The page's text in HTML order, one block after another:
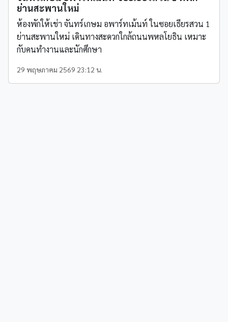
ย่านสะพานใหม่
ห้องพักให้เช่า จันทร์เกษม อพาร์ทเม้นท์ ในซอยเธียรสวน 1
ย่านสะพานใหม่ เดินทางสะดวกใกล้ถนนพหลโยธิน เหมาะ
กับคนทำงานและนักศึกษา
29 พฤษภาคม 2569 23:12 น.